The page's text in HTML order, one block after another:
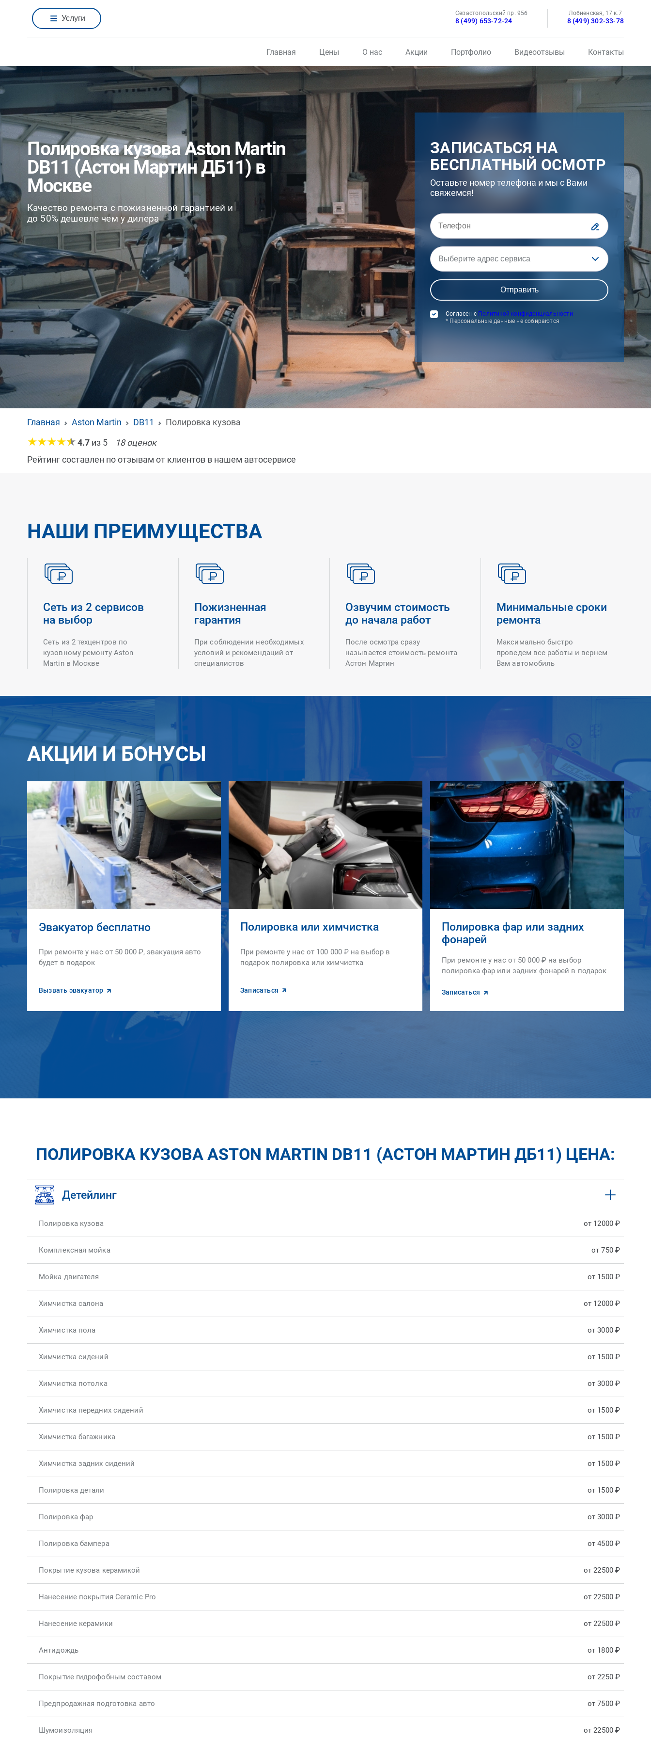
Услуги
Севастопольский пр. 95б
8 (499) 653-72-24
Лобненская, 17 к.7
8 (499) 302-33-78
Главная Цены О нас Акции Портфолио Видеоотзывы Контакты
Полировка кузова Aston Martin
DB11 (Астон Мартин ДБ11) в
Москве
Качество ремонта с пожизненной гарантией и
до 50% дешевле чем у дилера
ЗАПИСАТЬСЯ НА
БЕСПЛАТНЫЙ ОСМОТР
Оставьте номер телефона и мы с Вами
свяжемся!
Выберите адрес сервиса
Согласен с Политикой конфиденциальности
* Персональные данные не собираются
Главная Aston Martin DB11
Полировка кузова
4.7 из 5 18оценок
Рейтинг составлен по отзывам от клиентов в нашем автосервисе
НАШИ ПРЕИМУЩЕСТВА
Сеть из 2 сервисов
на выбор
Сеть из 2 техцентров по
кузовному ремонту Aston
Martin в Москве
Пожизненная
гарантия
При соблюдении необходимых
условий и рекомендаций от
специалистов
Озвучим стоимость
до начала работ
После осмотра сразу
называется стоимость ремонта
Астон Мартин
Минимальные сроки
ремонта
Максимально быстро
проведем все работы и вернем
Вам автомобиль
АКЦИИ И БОНУСЫ
Эвакуатор бесплатно
При ремонте у нас от 50 000 ₽, эвакуация авто
будет в подарок
Вызвать эвакуатор
Полировка или химчистка
При ремонте у нас от 100 000 ₽ на выбор в
подарок полировка или химчистка
Записаться
Полировка фар или задних
фонарей
При ремонте у нас от 50 000 ₽ на выбор
полировка фар или задних фонарей в подарок
Записаться
ПОЛИРОВКА КУЗОВА ASTON MARTIN DB11 (АСТОН МАРТИН ДБ11) ЦЕНА:
Детейлинг
Полировка кузова от 12000 ₽
Комплексная мойка от 750 ₽
Мойка двигателя от 1500 ₽
Химчистка салона от 12000 ₽
Химчистка пола от 3000 ₽
Химчистка сидений от 1500 ₽
Химчистка потолка от 3000 ₽
Химчистка передних сидений от 1500 ₽
Химчистка багажника от 1500 ₽
Химчистка задних сидений от 1500 ₽
Полировка детали от 1500 ₽
Полировка фар от 3000 ₽
Полировка бампера от 4500 ₽
Покрытие кузова керамикой от 22500 ₽
Нанесение покрытия Ceramic Pro от 22500 ₽
Нанесение керамики от 22500 ₽
Антидождь от 1800 ₽
Покрытие гидрофобным составом от 2250 ₽
Предпродажная подготовка авто от 7500 ₽
Шумоизоляция от 22500 ₽